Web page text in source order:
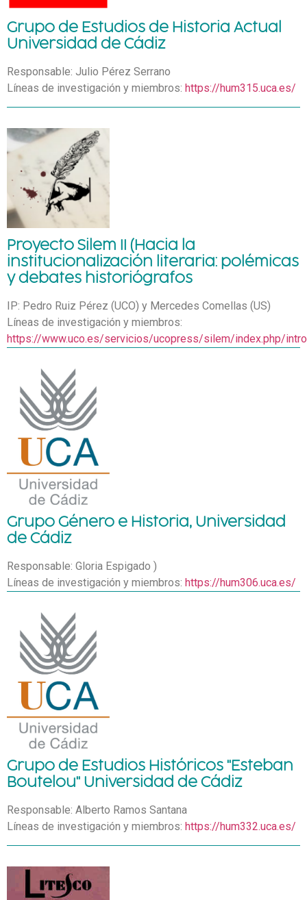
Grupo de Estudios de Historia Actual
Universidad de Cádiz
Responsable: Julio Pérez Serrano
Líneas de investigación y miembros: https://hum315.uca.es/
Proyecto Silem II (Hacia la
institucionalización literaria: polémicas
y debates historiógrafos
IP: Pedro Ruiz Pérez (UCO) y Mercedes Comellas (US)
Líneas de investigación y miembros:
https://www.uco.es/servicios/ucopress/silem/index.php/
Grupo Género e Historia, Universidad
de Cádiz
Responsable: Gloria Espigado )
Líneas de investigación y miembros: https://hum306.uca.es/
Grupo de Estudios Históricos "Esteban
Boutelou" Universidad de Cádiz
Responsable: Alberto Ramos Santana
Líneas de investigación y miembros: https://hum332.uca.es/